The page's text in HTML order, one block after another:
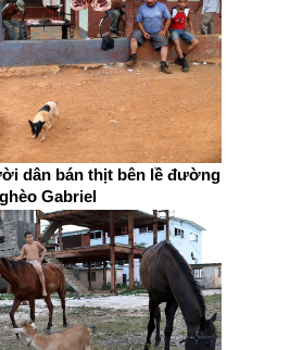
dân bán thịt bên lề đường
Gabriel